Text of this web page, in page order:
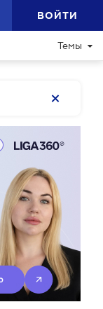
ВОЙТИ
Темы